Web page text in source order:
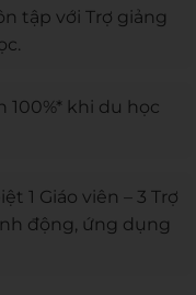
tập với Trợ giảng
100%* khi du học
1 Giáo viên – 3 Trợ
động, ứng dụng